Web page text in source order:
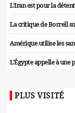
L'Iran est pour la
La critique de Borrell
Amérique utilise les
L'Égypte appelle à
PLUS VISITÉ